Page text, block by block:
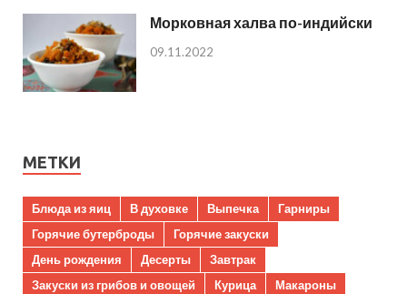
Морковная халва по-индийски
09.11.2022
МЕТКИ
Блюда из яиц В духовке Выпечка
Гарниры
Горячие бутерброды
Горячие закуски
День рождения
Десерты
Завтрак
Закуски из грибов и овощей
Курица
Макароны